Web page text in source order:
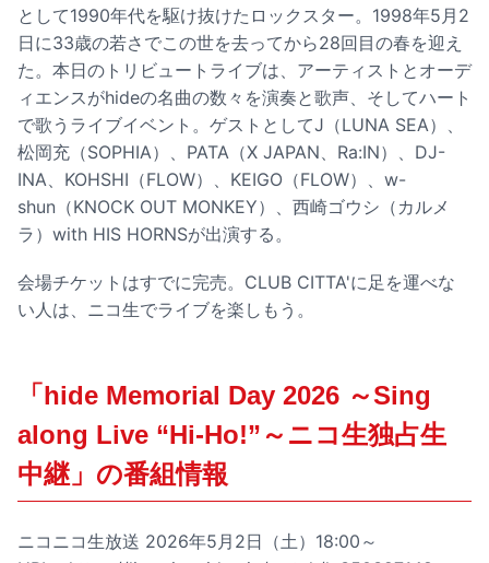
として1990年代を駆け抜けたロックスター。1998年5月2
日に33歳の若さでこの世を去ってから28回目の春を迎え
た。本日のトリビュートライブは、アーティストとオーデ
ィエンスがhideの名曲の数々を演奏と歌声、そしてハート
で歌うライブイベント。ゲストとしてJ（LUNA SEA）、
松岡充（SOPHIA）、PATA（X JAPAN、Ra:IN）、DJ-
INA、KOHSHI（FLOW）、KEIGO（FLOW）、w-
shun（KNOCK OUT MONKEY）、西崎ゴウシ（カルメ
ラ）with HIS HORNSが出演する。
会場チケットはすでに完売。CLUB CITTA'に足を運べな
い人は、ニコ生でライブを楽しもう。
「hide Memorial Day 2026 ～Sing
along Live “Hi-Ho!”～ニコ生独占生
中継」の番組情報
ニコニコ生放送 2026年5月2日（土）18:00～